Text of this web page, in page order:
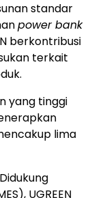
standar
power bank
berkontribusi
terkait
yang tinggi
lima
UGREEN